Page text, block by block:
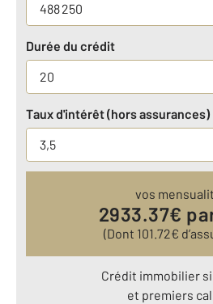
Durée du crédit
Taux d'intérêt (hors assurances)
vos
2933.37€
(Dont 101.72€
Crédit immobilier
et premiers